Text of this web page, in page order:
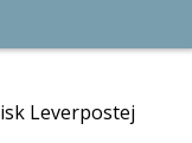
Leverpostej